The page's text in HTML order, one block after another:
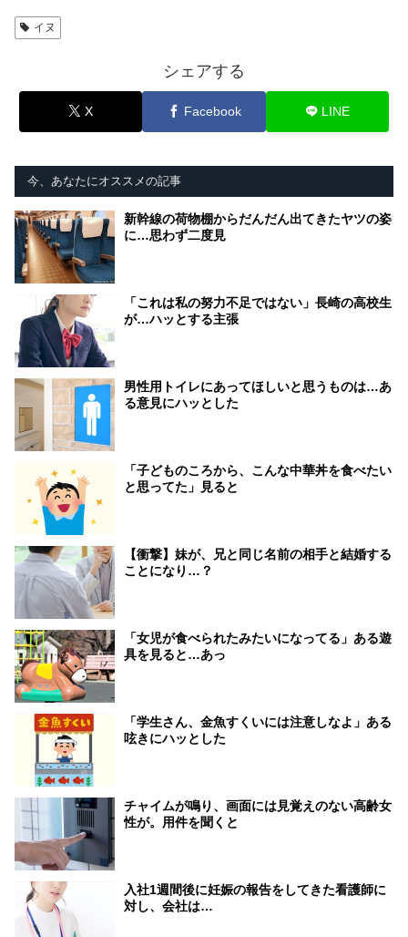
イヌ
シェアする
X Facebook LINE
今、あなたにオススメの記事
新幹線の荷物棚からだんだん出てきたヤツの姿
に…思わず二度見
「これは私の努力不足ではない」長崎の高校生
が…ハッとする主張
男性用トイレにあってほしいと思うものは…あ
る意見にハッとした
「子どものころから、こんな中華丼を食べたい
と思ってた」見ると
【衝撃】妹が、兄と同じ名前の相手と結婚する
ことになり…？
「女児が食べられたみたいになってる」ある遊
具を見ると…あっ
「学生さん、金魚すくいには注意しなよ」ある
呟きにハッとした
チャイムが鳴り、画面には見覚えのない高齢女
性が。用件を聞くと
入社1週間後に妊娠の報告をしてきた看護師に
対し、会社は…